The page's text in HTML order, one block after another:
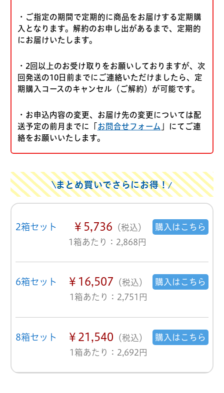
・ご指定の期間で定期的に商品をお届けする定期購
入となります。解約のお申し出があるまで、定期的
にお届けいたします。
・2回以上のお受け取りをお願いしておりますが、次
回発送の10日前までにご連絡いただけましたら、定
期購入コースのキャンセル（ご解約）が可能です。
・お申込内容の変更、お届け先の変更については配
送予定の前月までに「お問合せフォーム 」にてご連
絡をお願いいたします。
まとめ買いでさらにお得！
2箱セット ￥5,736 （税込）
1箱あたり：2,868円
購入はこちら
6箱セット ￥16,507 （税込）
1箱あたり：2,751円
購入はこちら
8箱セット ￥21,540 （税込）
1箱あたり：2,692円
購入はこちら